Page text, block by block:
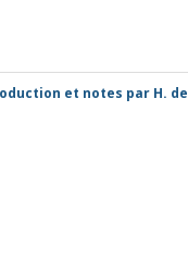
et notes par H. de